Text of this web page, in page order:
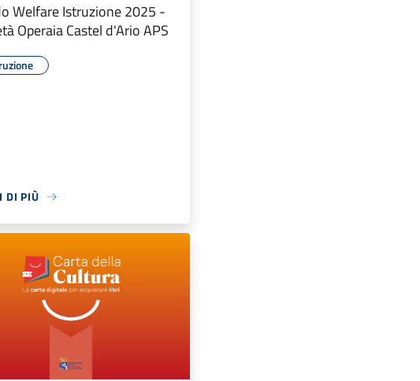
Welfare Istruzione 2025 -
Operaia Castel d'Ario APS
DI PIÙ